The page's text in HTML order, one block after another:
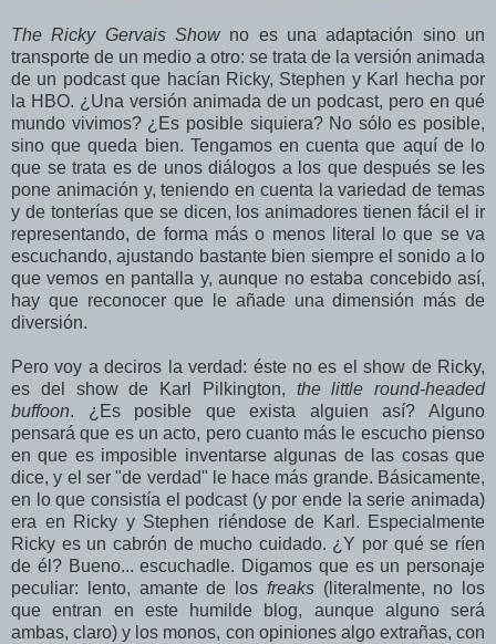
The Ricky Gervais Showno es una adaptación sino un
transporte de un medio a otro: se trata de la versión animada
de un podcast que hacían Ricky, Stephen y Karl hecha por
la HBO. ¿Una versión animada de un podcast, pero en qué
mundo vivimos? ¿Es posible siquiera? No sólo es posible,
sino que queda bien. Tengamos en cuenta que aquí de lo
que se trata es de unos diálogos a los que después se les
pone animación y, teniendo en cuenta la variedad de temas
y de tonterías que se dicen, los animadores tienen fácil el ir
representando, de forma más o menos literal lo que se va
escuchando, ajustando bastante bien siempre el sonido a lo
que vemos en pantalla y, aunque no estaba concebido así,
hay que reconocer que le añade una dimensión más de
diversión.
Pero voy a deciros la verdad: éste no es el show de Ricky,
es del show de Karl Pilkington, the little round-headed
buffoon. ¿Es posible que exista alguien así? Alguno
pensará que es un acto, pero cuanto más le escucho pienso
en que es imposible inventarse algunas de las cosas que
dice, y el ser "de verdad" le hace más grande. Básicamente,
en lo que consistía el podcast (y por ende la serie animada)
era en Ricky y Stephen riéndose de Karl. Especialmente
Ricky es un cabrón de mucho cuidado. ¿Y por qué se ríen
de él? Bueno... escuchadle. Digamos que es un personaje
peculiar: lento, amante de los freaks(literalmente, no los
que entran en este humilde blog, aunque alguno será
ambas, claro) y los monos, con opiniones algo extrañas, con